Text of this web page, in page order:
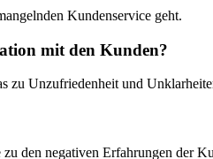
Kundenservice geht.
mit den Kunden?
zu Unzufriedenheit und
den negativen Erfahrungen der